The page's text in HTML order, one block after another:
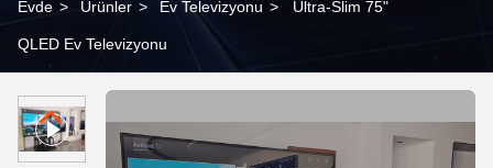
Evde > Ürünler > Ev Televizyonu > Ultra-Slim 75"
QLED Ev Televizyonu